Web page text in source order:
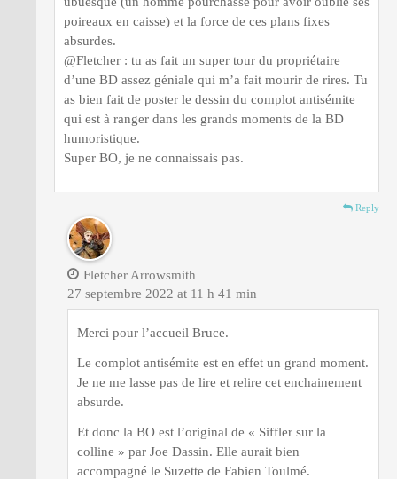
poireaux en caisse) et la force de ces plans fixes
absurdes.
@Fletcher : tu as fait un super tour du propriétaire
d’une BD assez géniale qui m’a fait mourir de rires. Tu
as bien fait de poster le dessin du complot antisémite
qui est à ranger dans les grands moments de la BD
humoristique.
Super BO, je ne connaissais pas.
Reply
Fletcher Arrowsmith
27 septembre 2022 at 11 h 41 min
Merci pour l’accueil Bruce.
Le complot antisémite est en effet un grand moment.
Je ne me lasse pas de lire et relire cet enchainement
absurde.
Et donc la BO est l’original de « Siffler sur la
colline » par Joe Dassin. Elle aurait bien
accompagné le Suzette de Fabien Toulmé.